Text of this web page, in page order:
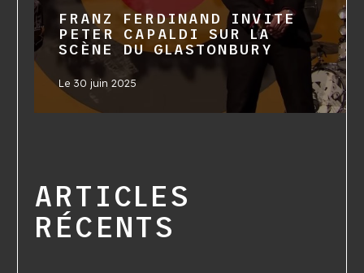
FRANZ FERDINAND INVITE
PETER CAPALDI SUR LA
SCÈNE DU GLASTONBURY
Le30 juin 2025
ARTICLES
RÉCENTS